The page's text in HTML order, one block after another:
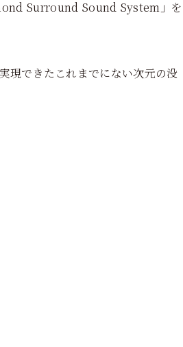
Surround Sound System」を
現できたこれまでにない次元の没